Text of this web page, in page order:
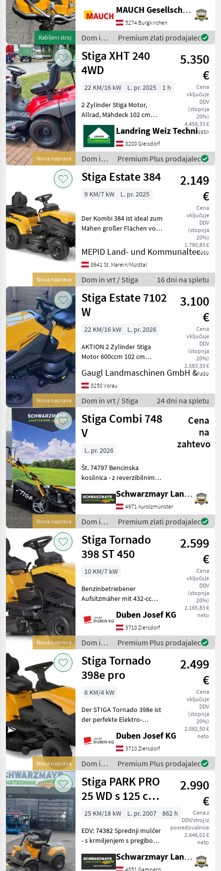
Rabljeni stroj
krmiljenjem - kosilnim
agregatom širine 125 cm z
električnim nastavljanjem
višine košn
MAUCH Gesellschaft m.b.H. & Co.KG
5274 Burgkirchen
Dom in
vrt /
Stiga
Premium zlati prodajalec
Nova naprava
Stiga XHT 240
4WD
5.350
€
Cena
vključuje
DDV
(stopnja
20%)
4.458,33 €
neto
22 KM/16 kW L. pr. 2025
1 h
2 Zylinder Stiga Motor,
Allrad, Mähdeck 102 cm
Dom in vrt Traktorska
kosilnica
Landring Weiz Technikzentrum Süd
8200 Gleisdorf
Dom in
vrt /
Stiga
Premium Plus prodajalec
Nova naprava
Stiga Estate 384
2.149
€
Cena
vključuje
DDV
(stopnja
20%)
1.790,83 €
neto
9 KM/7 kW L. pr. 2025
Der Kombi 384 ist ideal zum
Mähen großer Flächen von
dem Einzylindermotor ST
450 Powered by STIGA 432
cc für Leistung, Sicherheit
und Zuve
MEPID Land- und Kommunaltechnik GmbH
8641 St. Marein/Mürztal
Dom in vrt / Stiga 16 dni na spletu
Nova naprava
Stiga Estate 7102
W
3.100
€
Cena
vključuje
DDV
(stopnja
20%)
2.583,33 €
neto
22 KM/16 kW
L. pr. 2026
AKTION 2 Zylinder Stiga
Motor 600ccm 102 cm
Messerkupplung
Hydroantrieb hidrostatsko,
Razsvetljava: LED, Pogon:
zadnji pogon, gorivo: Benc
Gaugl Landmaschinen GmbH & Co KG
8250 Vorau
Dom in vrt / Stiga 24 dni na spletu
Nova naprava
Stiga Combi 748
V
Cena
na
zahtevo
L. pr. 2026
Št. 74797 Bencinska
kosilnica - z reverzibilnim
46 cm - s košaro za zbiranje
trave s prostornino 60 l - z
zadnjim pogonom - z
ročajem + me
Schwarzmayr Landtechnik GmbH - Aurolzmünster
4971 Aurolzmünster
Dom in
vrt /
Stiga
Premium zlati prodajalec
Nova naprava
Stiga Tornado
398 ST 450
2.599
€
Cena
vključuje
DDV
(stopnja
20%)
2.165,83 €
neto
10 KM/7 kW
Benzinbetriebener
Aufsitzmäher mit 432-ccm-
breitem Mähdeck mit zwei
Messern. Zuverlässig &
leistungsstark – der ST 450
mit 432-ccm-STIGA-Motor
Duben Josef KG
3710 Ziersdorf
Dom in
vrt /
Stiga
Premium Plus prodajalec
Nova naprava
Stiga Tornado
398e pro
2.499
€
Cena
vključuje
DDV
(stopnja
20%)
2.082,50 €
neto
6 KM/4 kW
Der STIGA Tornado 398e ist
der perfekte Elektro-
mittelgroße Gärten bis zu
7.000 m² – mit einem Akku.
Ausgestattet mit
modularen ePower-Pro-
Duben Josef KG
3710 Ziersdorf
Dom in
vrt /
Stiga
Premium Plus prodajalec
Stiga PARK PRO
25 WD s 125 cm
kosilnim
agregatom
2.990
€
Cena z
DDV/stroj iz
posredovalnice
2.646,02 €
neto
25 KM/18 kW L. pr. 2007
862 h
EDV: 74382 Sprednji mulčer
- s krmiljenjem s pregibom -
hidravliko pogon - s 125 cm
Schwarzmayr Landtechnik GmbH - Gampern
4851 Gampern